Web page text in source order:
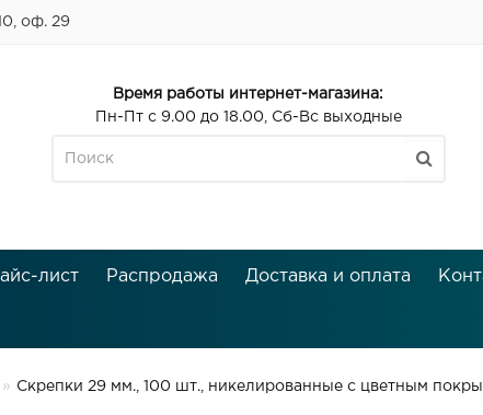
оф. 29
Время работы интернет-магазина:
Пн-Пт с 9.00 до 18.00, Сб-Вс выходные
лист Распродажа Доставка и оплата
Скрепки 29 мм., 100 шт., никелированные с цветным